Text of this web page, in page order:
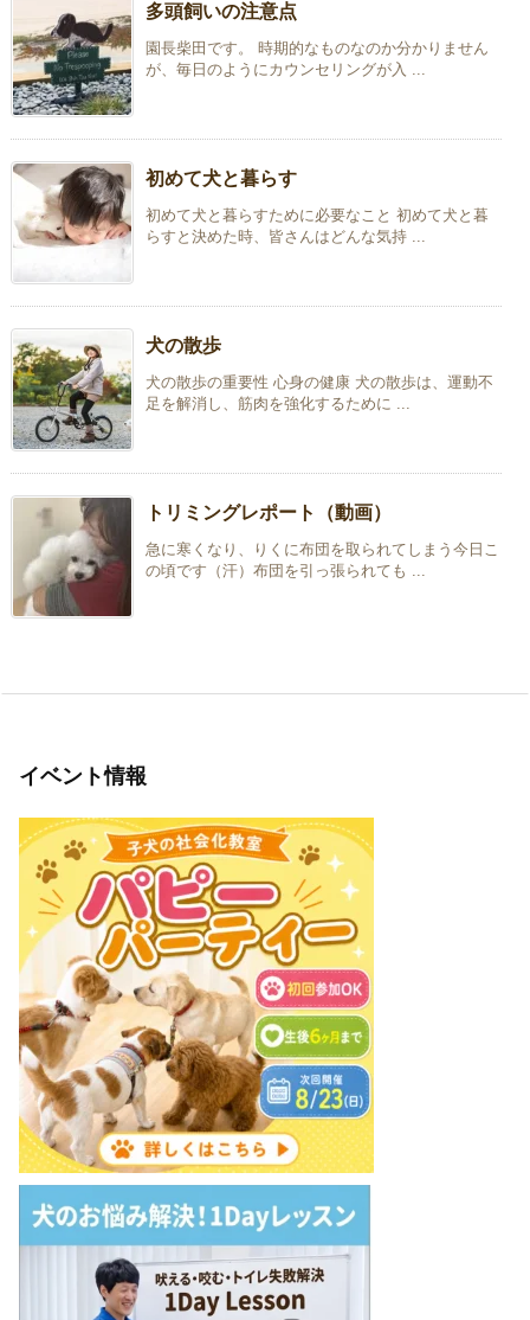
多頭飼いの注意点
園長柴田です。 時期的なものなのか分かりません
が、毎日のようにカウンセリングが入 ...
初めて犬と暮らす
初めて犬と暮らすために必要なこと 初めて犬と暮
らすと決めた時、皆さんはどんな気持 ...
犬の散歩
犬の散歩の重要性 心身の健康 犬の散歩は、運動不
足を解消し、筋肉を強化するために ...
トリミングレポート（動画）
急に寒くなり、りくに布団を取られてしまう今日こ
の頃です（汗）布団を引っ張られても ...
イベント情報